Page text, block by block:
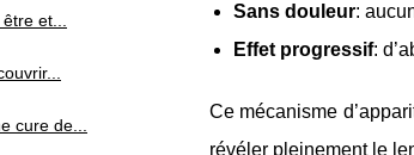
Sans douleur:
Effet progressif:
Ce mécanisme
révéler pleinement le
et...
cure de...